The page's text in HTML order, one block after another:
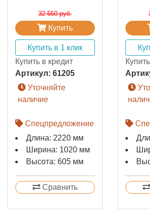
32 650 руб.
Купить
Купить в 1 клик
Купить в кредит
Артикул: 61205
Уточняйте
наличие
Спецпредложение
Длина: 2220 мм
Ширина: 1020 мм
Высота: 605 мм
Сравнить